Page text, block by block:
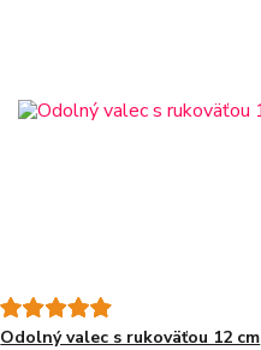
Odolný valec s rukoväťou 12 cm